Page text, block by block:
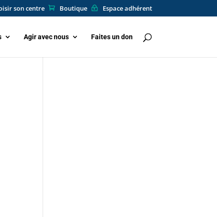
son centre Boutique Espace adhérent
Agir avec nous Faites un don